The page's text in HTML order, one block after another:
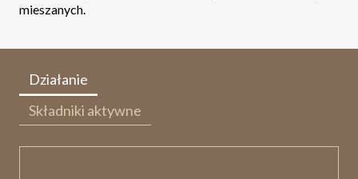
mieszanych.
Działanie
Składniki aktywne